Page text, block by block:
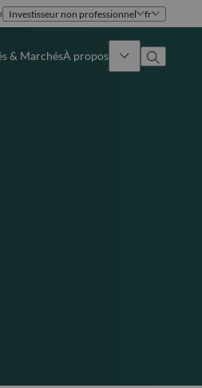
Investisseur non professionnel fr
& MarchésÀ propos